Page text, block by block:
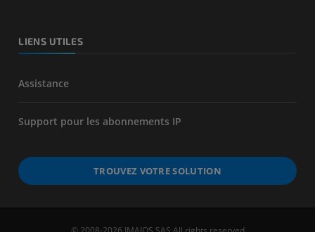
LIENS UTILES
Assistance
Support pour les abonnements IP
TROUVEZ VOTRE SOLUTION